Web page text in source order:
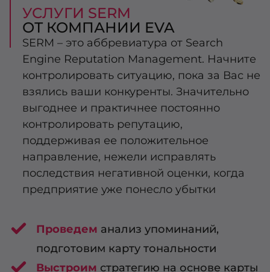
УСЛУГИ SERM
ОТ КОМПАНИИ EVA
SERM – это аббревиатура от Search
Engine Reputation Management. Начните
контролировать ситуацию, пока за Вас не
взялись ваши конкуренты. Значительно
выгоднее и практичнее постоянно
контролировать репутацию,
поддерживая ее положительное
направление, нежели исправлять
последствия негативной оценки, когда
предприятие уже понесло убытки
Проведем анализ упоминаний,
подготовим карту тональности
Выстроим стратегию на основе карты